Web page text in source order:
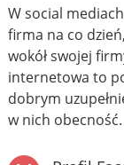
W social
firma na co
wokół swojej
internetowa to
dobrym
w nich obecność.